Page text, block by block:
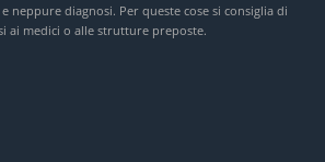
neppure diagnosi. Per queste cose si consiglia di
ai medici o alle strutture preposte.